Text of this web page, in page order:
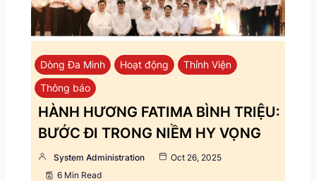
Dòng Đa Minh Hoạt động
Thỉnh Viện
Thông báo
HÀNH HƯƠNG FATIMA BÌNH TRIỆU:
BƯỚC ĐI TRONG NIỀM HY VỌNG
System Administration
Oct 26, 2025
6 Min Read